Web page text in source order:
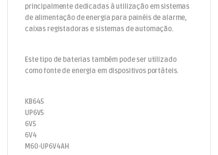
principalmente dedicadas à utilização em sistemas
de alimentação de energia para painéis de alarme,
caixas registadoras e sistemas de automação.
Este tipo de baterias também pode ser utilizado
como fonte de energia em dispositivos portáteis.
KB645
UP6V5
6V5
6V4
M60-UP6V4AH